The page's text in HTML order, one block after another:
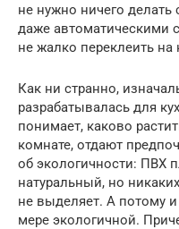
не нужно ничего
даже автоматическими
не жалко переклеить
Как ни странно,
разрабатывалась для
понимает, каково
комнате, отдают
об экологичности: ПВХ
натуральный, но
не выделяет. А потому
мере экологичной.